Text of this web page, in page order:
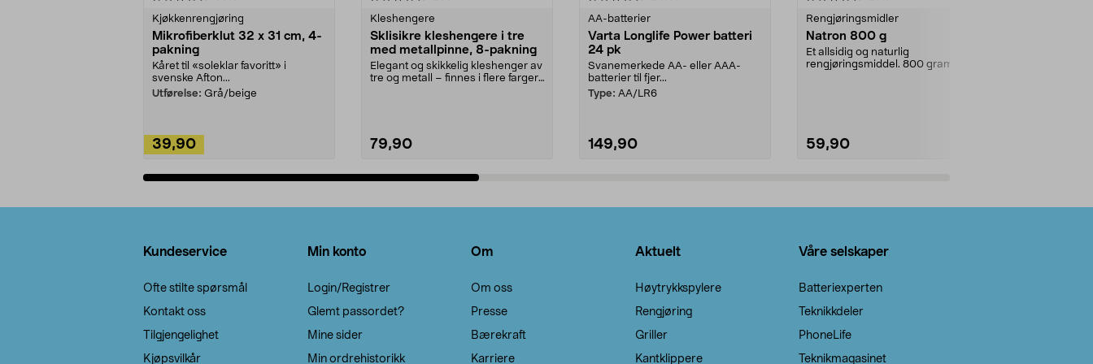
Kjøkkenrengjøring
Mikrofiberklut 32 x 31 cm, 4-
pakning
Kåret til «soleklar favoritt» i
svenske Afton...
Utførelse: Grå/beige
39,90
Kleshengere
Sklisikre kleshengere i tre
med metallpinne, 8-pakning
Elegant og skikkelig kleshenger av
tre og metall – finnes i flere farger.
79,90
AA-batterier
Varta Longlife Power batteri
24 pk
Svanemerkede AA- eller AAA-
batterier til fjer...
Type: AA/LR6
149,90
Rengjøringsmidler
Natron 800 g
Et allsidig og naturlig
rengjøringsmiddel. 800 gram
59,90
Kundeservice
Ofte stilte spørsmål
Kontakt oss
Tilgjengelighet
Kjøpsvilkår
Min konto
Login/Registrer
Glemt passordet?
Mine sider
Min ordrehistorikk
Om
Om oss
Presse
Bærekraft
Karriere
Aktuelt
Høytrykkspylere
Rengjøring
Griller
Kantklippere
Våre selskaper
Batteriexperten
Teknikkdeler
PhoneLife
Teknikmagasinet